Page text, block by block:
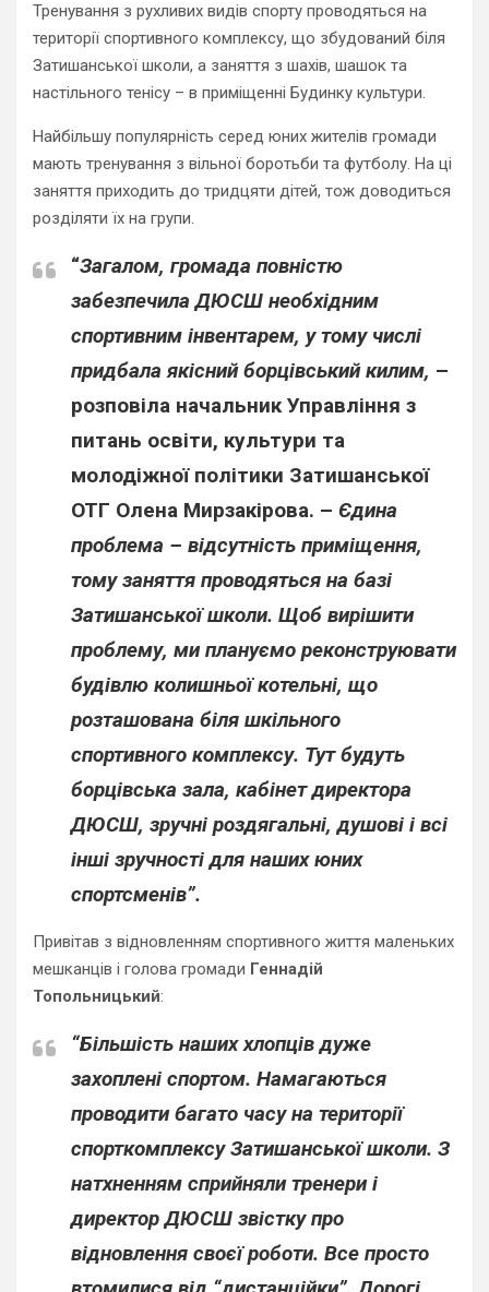
Тренування з рухливих видів спорту проводяться на
території спортивного комплексу, що збудований біля
Затишанської школи, а заняття з шахів, шашок та
настільного тенісу – в приміщенні Будинку культури.
Найбільшу популярність серед юних жителів громади
мають тренування з вільної боротьби та футболу. На ці
заняття приходить до тридцяти дітей, тож доводиться
розділяти їх на групи.
“Загалом, громада повністю
забезпечила ДЮСШ необхідним
спортивним інвентарем, у тому числі
придбала якісний борцівський килим, –
розповіла начальник Управління з
питань освіти, культури та
молодіжної політики Затишанської
ОТГ Олена Мирзакірова. – Єдина
проблема – відсутність приміщення,
тому заняття проводяться на базі
Затишанської школи. Щоб вирішити
проблему, ми плануємо реконструювати
будівлю колишньої котельні, що
розташована біля шкільного
спортивного комплексу. Тут будуть
борцівська зала, кабінет директора
ДЮСШ, зручні роздягальні, душові і всі
інші зручності для наших юних
спортсменів”.
Привітав з відновленням спортивного життя маленьких
мешканців і голова громади Геннадій
Топольницький:
“Більшість наших хлопців дуже
захоплені спортом. Намагаються
проводити багато часу на території
спорткомплексу Затишанської школи. З
натхненням сприйняли тренери і
директор ДЮСШ звістку про
відновлення своєї роботи. Все просто